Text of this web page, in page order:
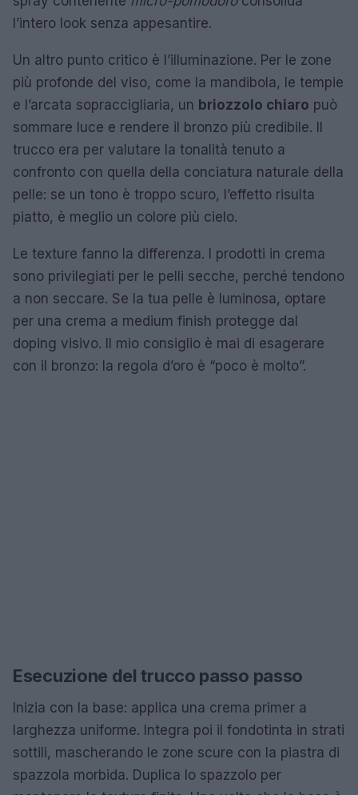
l’intero look senza appesantire.
Un altro punto critico è l’illuminazione. Per le zone
più profonde del viso, come la mandibola, le tempie
e l’arcata sopraccigliaria, un briozzolo chiaro può
sommare luce e rendere il bronzo più credibile. Il
trucco era per valutare la tonalità tenuto a
confronto con quella della conciatura naturale della
pelle: se un tono è troppo scuro, l’effetto risulta
piatto, è meglio un colore più cielo.
Le texture fanno la differenza. I prodotti in crema
sono privilegiati per le pelli secche, perché tendono
a non seccare. Se la tua pelle è luminosa, optare
per una crema a medium finish protegge dal
doping visivo. Il mio consiglio è mai di esagerare
con il bronzo: la regola d’oro è “poco è molto”.
Esecuzione del trucco passo passo
Inizia con la base: applica una crema primer a
larghezza uniforme. Integra poi il fondotinta in strati
sottili, mascherando le zone scure con la piastra di
spazzola morbida. Duplica lo spazzolo per